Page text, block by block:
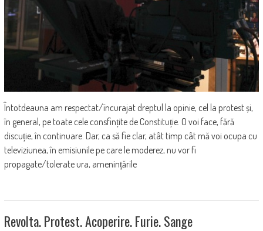
Întotdeauna am respectat/încurajat dreptul la opinie, cel la protest și,
în general, pe toate cele consfințite de Constituție. O voi face, fără
discuție, în continuare. Dar, ca să fie clar, atât timp cât mă voi ocupa cu
televiziunea, în emisiunile pe care le moderez, nu vor fi
propagate/tolerate ura, amenințările
Revolta. Protest. Acoperire. Furie. Sange